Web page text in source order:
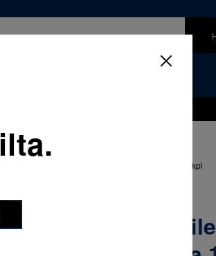
Tilaa ne
/ Oikominen
VS Low Profile ala 5 vasen -17T/2A, 018 ura 1 x 5 kpl
797 VS Low